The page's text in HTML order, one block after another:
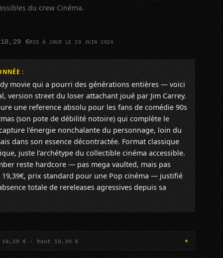
du crew Cinéma.
€MIS À JOUR LE 29 JUIN 2026
:
movie qui a pourri des générations entières — voici
version street du loser attachant joué par Jim Carrey.
une reference absolu pour les fans de comédie 90s
(son pote de débilité notoire) qui complète le
l'énergie nonchalante du personnage, loin du
dans son essence décontractée. Format classique
juste l'archétype du collectible cinéma accessible.
reste hardcore — pas mega vaulted, mais pas
prix standard pour une Pop cinéma — justifié
totale de rereleases agressives depuis sa
18,29 € · haut 19,39 €